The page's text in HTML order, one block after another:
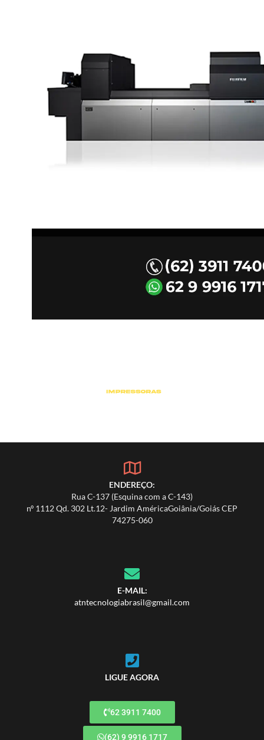
ENDEREÇO:
Rua C-137 (Esquina com a C-143)
nº 1112 Qd. 302 Lt.12- Jardim AméricaGoiânia/Goiás CEP
74275-060
E-MAIL:
atntecnologiabrasil@gmail.com
LIGUE AGORA
62 3911 7400
(62) 9 9916 1717